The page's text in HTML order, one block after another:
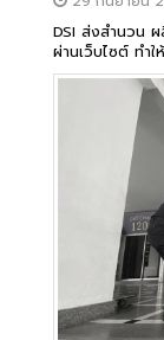
DSI ส่งสำนวน
ผ่านเ